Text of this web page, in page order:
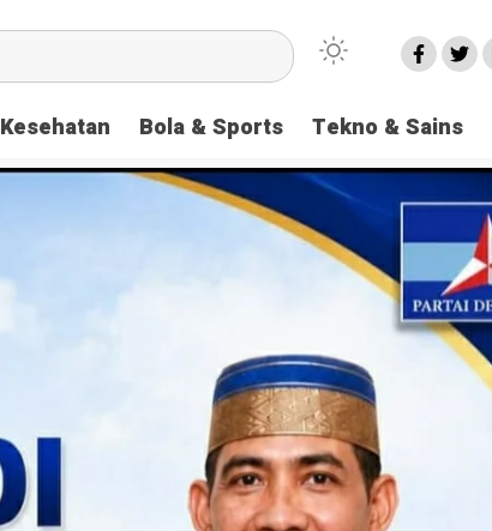
Kesehatan Bola & Sports Tekno & Sains